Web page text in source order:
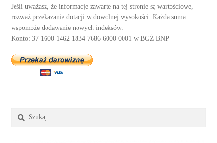
Jeśli uważasz, że informacje zawarte na tej stronie są wartościowe,
rozważ przekazanie dotacji w dowolnej wysokości. Każda suma
wspomoże dodawanie nowych indeksów.
Konto: 37 1600 1462 1834 7686 6000 0001 w BGŻ BNP